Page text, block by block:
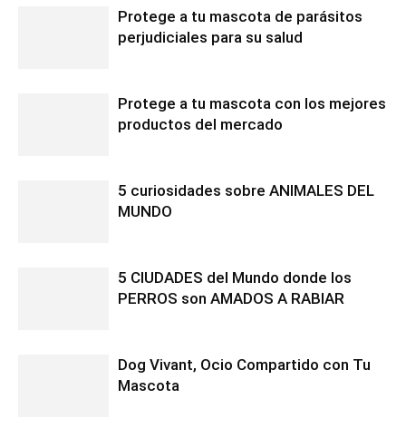
Protege a tu mascota de parásitos
perjudiciales para su salud
Protege a tu mascota con los mejores
productos del mercado
5 curiosidades sobre ANIMALES DEL
MUNDO
5 CIUDADES del Mundo donde los
PERROS son AMADOS A RABIAR
Dog Vivant, Ocio Compartido con Tu
Mascota